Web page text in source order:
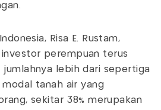
Risa E. Rustam,
perempuan terus
jumlahnya lebih dari sepertiga
tanah air yang
sekitar 38% merupakan